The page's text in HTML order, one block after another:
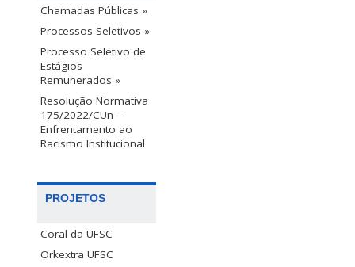
Chamadas Públicas »
Processos Seletivos »
Processo Seletivo de
Estágios
Remunerados »
Resolução Normativa
175/2022/CUn –
Enfrentamento ao
Racismo Institucional
PROJETOS
Coral da UFSC
Orkextra UFSC